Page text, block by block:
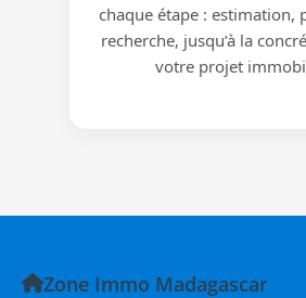
chaque étape : estimation,
recherche, jusqu’à la
votre projet
Zone Immo Madagascar